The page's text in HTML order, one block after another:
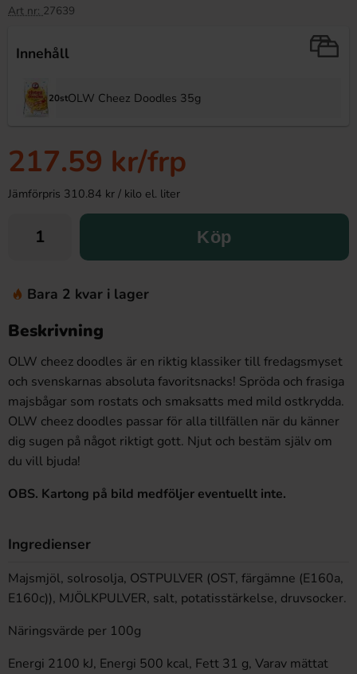
Art nr: 27639
Innehåll
20stOLW Cheez Doodles 35g
217.59 kr/frp
Jämförpris 310.84 kr / kilo el. liter
Köp
Bara 2 kvar i lager
Beskrivning
OLW cheez doodles är en riktig klassiker till fredagsmyset
och svenskarnas absoluta favoritsnacks! Spröda och frasiga
majsbågar som rostats och smaksatts med mild ostkrydda.
OLW cheez doodles passar för alla tillfällen när du känner
dig sugen på något riktigt gott. Njut och bestäm själv om
du vill bjuda!
OBS. Kartong på bild medföljer eventuellt inte.
Ingredienser
Majsmjöl, solrosolja, OSTPULVER (OST, färgämne (E160a,
E160c)), MJÖLKPULVER, salt, potatisstärkelse, druvsocker.
Näringsvärde per 100g
Energi 2100 kJ, Energi 500 kcal, Fett 31 g, Varav mättat